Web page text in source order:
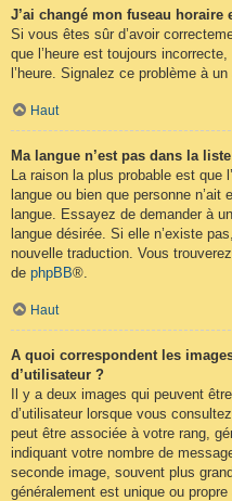
J’ai changé mon fuseau horaire
Si vous êtes sûr d’avoir
que l’heure est toujours
l’heure. Signalez ce problème à
Haut
Ma langue n’est pas dans la
La raison la plus probable est que
langue ou bien que personne
langue. Essayez de demander à
langue désirée. Si elle n’existe
nouvelle traduction. Vous
de phpBB®.
Haut
A quoi correspondent les
d’utilisateur ?
Il y a deux images qui peuvent
d’utilisateur lorsque vous
peut être associée à votre rang,
indiquant votre nombre de
seconde image, souvent plus
généralement est unique ou propre